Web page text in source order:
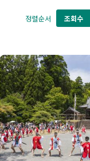
정렬순서 조회수